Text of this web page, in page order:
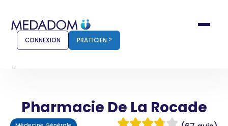
Comment ça marche ?
CONNEXION PRATICIEN ?
Pharmacie De La Rocade